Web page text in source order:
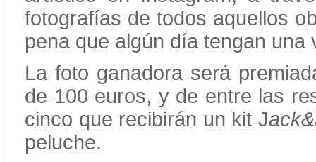
fotografías de todos aquellos
pena que algún día tengan una
La foto ganadora será
de 100 euros, y de entre las
cinco que recibirán un kit J
peluche.